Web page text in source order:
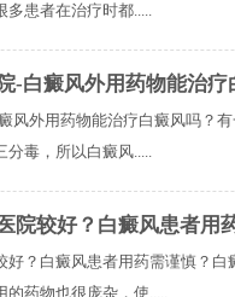
多患者在治疗时都.....
-白癜风外用药物能治疗
风外用药物能治疗白癜风吗？
分毒，所以白癜风.....
院较好？白癜风患者用
好？白癜风患者用药需谨慎？白
的药物也很庞杂，使.....